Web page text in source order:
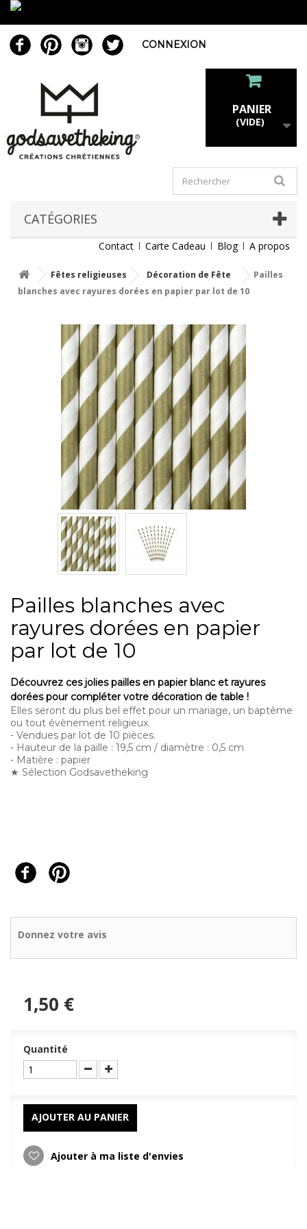
CONNEXION
PANIER
(VIDE)
CATÉGORIES
Contact Carte Cadeau Blog A propos
Fêtes religieuses Décoration de Fête
Pailles
blanches avec rayures dorées en papier par lot de 10
Pailles blanches avec
rayures dorées en papier
par lot de 10
Découvrez ces jolies pailles en papier blanc et rayures
dorées pour compléter votre décoration de table !
Elles seront du plus bel effet pour un mariage, un baptême
ou tout évènement religieux.
- Vendues par lot de 10 pièces.
- Hauteur de la paille : 19,5 cm / diamètre : 0,5 cm
- Matière : papier
★ Sélection Godsavetheking
Donnez votre avis
1,50 €
Quantité
AJOUTER AU PANIER
Ajouter à ma liste d'envies